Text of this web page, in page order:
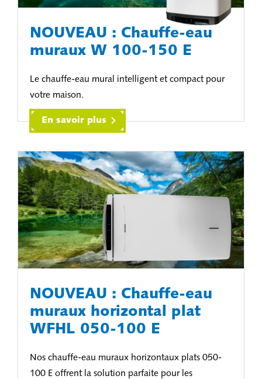
NOUVEAU : Chauffe-eau
muraux W 100-150 E
Le chauffe-eau mural intelligent et compact pour
votre maison.
En savoir plus
NOUVEAU : Chauffe-eau
muraux horizontal plat
WFHL 050-100 E
Nos chauffe-eau muraux horizontaux plats 050-
100 E offrent la solution parfaite pour les